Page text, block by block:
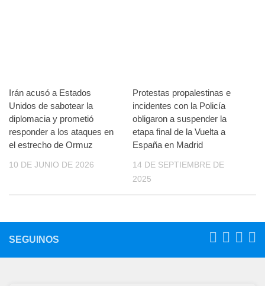
Irán acusó a Estados
Unidos de sabotear la
diplomacia y prometió
responder a los ataques en
el estrecho de Ormuz
10 DE JUNIO DE 2026
Protestas propalestinas e
incidentes con la Policía
obligaron a suspender la
etapa final de la Vuelta a
España en Madrid
14 DE SEPTIEMBRE DE
2025
SEGUINOS